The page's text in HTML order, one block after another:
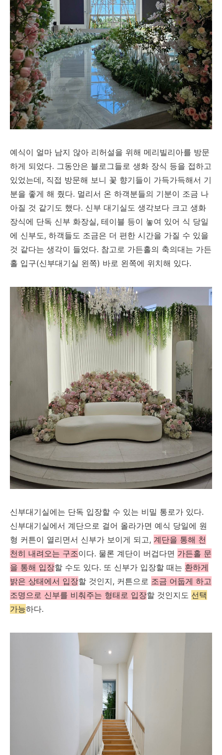
예식이 얼마 남지 않아 리허설을 위해 메리빌리아를 방문
하게 되었다. 그동안은 블로그들로 생화 장식 등을 접하고
있었는데, 직접 방문해 보니 꽃 향기들이 가득가득해서 기
분을 좋게 해 줬다. 멀리서 온 하객분들의 기분이 조금 나
아질 것 같기도 했다. 신부 대기실도 생각보다 크고 생화
장식에 단독 신부 화장실, 테이블 등이 놓여 있어 식 당일
에 신부도, 하객들도 조금은 더 편한 시간을 가질 수 있을
것 같다는 생각이 들었다. 참고로 가든홀의 축의대는 가든
홀 입구(신부대기실 왼쪽) 바로 왼쪽에 위치해 있다.
신부대기실에는 단독 입장할 수 있는 비밀 통로가 있다.
신부대기실에서 계단으로 걸어 올라가면 예식 당일에 원
형 커튼이 열리면서 신부가 보이게 되고, 계단을 통해 천
천히 내려오는 구조이다. 물론 계단이 버겁다면 가든홀 문
을 통해 입장할 수도 있다. 또 신부가 입장할 때는 환하게
밝은 상태에서 입장할 것인지, 커튼으로 조금 어둡게 하고
조명으로 신부를 비춰주는 형태로 입장할 것인지도 선택
가능하다.